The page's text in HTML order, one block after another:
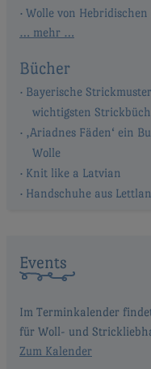
Wolle von
… mehr …
Bücher
Bayerische
wichtigsten
‚Ariadnes Fäden‘ ein
Wolle
Knit like a Latvian
Handschuhe aus
Events
Im Terminkalender
für Woll- und
Zum Kalender